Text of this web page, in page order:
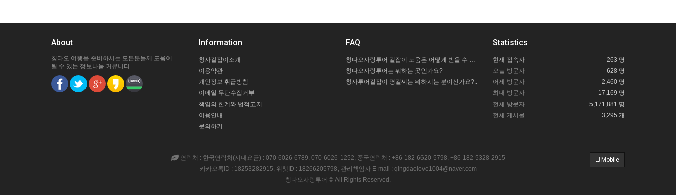
About
칭다오 여행을 준비하시는 모든분들께 도움이
될 수 있는 정보나눔 커뮤니티.
Information
칭사길잡이소개
이용약관
개인정보 취급방침
이메일 무단수집거부
책임의 한계와 법적고지
이용안내
문의하기
FAQ
칭다오사랑투어 길잡이 도움은 어떻게 받을 수 있을까요?
칭다오사랑투어는 뭐하는 곳인가요?
칭사투어길잡이 명걸씨는 뭐하시는 분이신가요?..
Statistics
현재 접속자
263 명
오늘 방문자
628 명
어제 방문자
2,460 명
최대 방문자
17,169 명
전체 방문자
5,171,881 명
전체 게시물
3,295 개
연락처 : 한국연락처(시내요금) : 070-6026-6789, 070-6026-1252, 중국연락처 : +86-182-6620-5798, +86-182-5328-2915
카카오톡ID : 18253282915, 위챗ID : 18266205798, 관리책임자 E-mail : qingdaolove1004@naver.com
칭다오사랑투어 © All Rights Reserved.
Mobile